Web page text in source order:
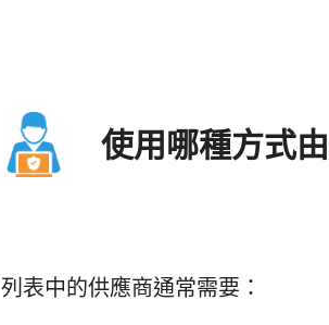
使用哪種方式
列表中的供應商通常需要：